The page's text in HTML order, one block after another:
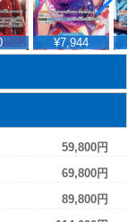
¥7,944
59,800円
69,800円
89,800円